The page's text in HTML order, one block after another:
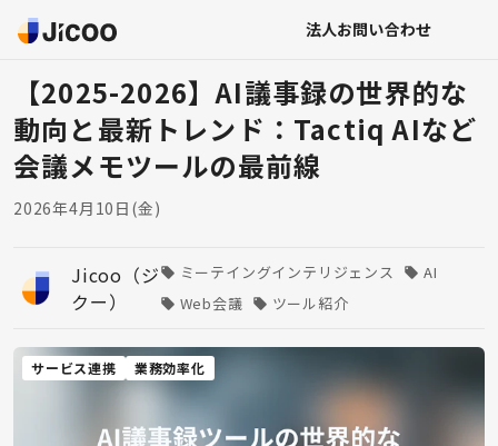
法人お問い合わせ
【2025-2026】AI議事録の世界的な
動向と最新トレンド：Tactiq AIなど
会議メモツールの最前線
2026年4月10日(金)
Jicoo（ジ
クー）
ミーテイングインテリジェンス
AI
Web会議
ツール紹介
サービス連携 業務効率化